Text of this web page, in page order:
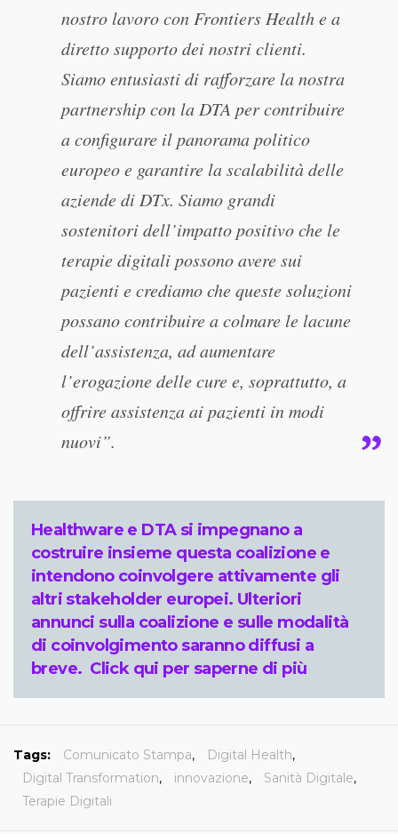
nostro lavoro con Frontiers Health e a
diretto supporto dei nostri clienti.
Siamo entusiasti di rafforzare la nostra
partnership con la DTA per contribuire
a configurare il panorama politico
europeo e garantire la scalabilità delle
aziende di DTx. Siamo grandi
sostenitori dell’impatto positivo che le
terapie digitali possono avere sui
pazienti e crediamo che queste soluzioni
possano contribuire a colmare le lacune
dell’assistenza, ad aumentare
l’erogazione delle cure e, soprattutto, a
offrire assistenza ai pazienti in modi
nuovi”.
Healthware e DTA si impegnano a
costruire insieme questa coalizione e
intendono coinvolgere attivamente gli
altri stakeholder europei. Ulteriori
annunci sulla coalizione e sulle modalità
di coinvolgimento saranno diffusi a
breve. Click qui per saperne di più
Tags: Comunicato Stampa, Digital Health,
Digital Transformation, innovazione, Sanità Digitale,
Terapie Digitali